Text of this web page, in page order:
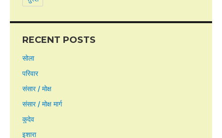
RECENT POSTS
सोला
परिवार
संसार / मोक्ष
संसार / मोक्ष मार्ग
कुदेव
इशारा